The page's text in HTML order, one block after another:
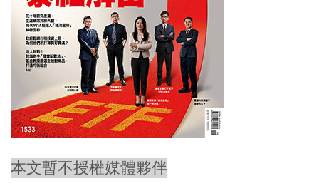
本文暫不授權媒體夥伴